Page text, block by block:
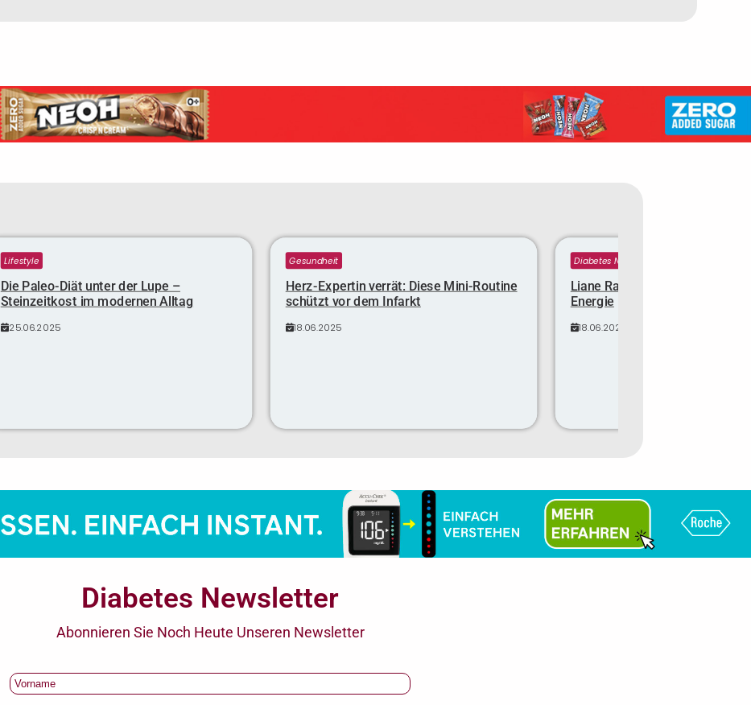
Lifestyle
Die Paleo-Diät unter der Lupe –
Steinzeitkost im modernen Alltag
25.06.2025
Gesundheit
Herz-Expertin verrät: Diese Mini-Routine
schützt vor dem Infarkt
18.06.2025
Diabetes News
Liane Rainer ist 32 Kilo
Energie
18.06.2025
Diabetes Newsletter
Abonnieren Sie Noch Heute Unseren Newsletter